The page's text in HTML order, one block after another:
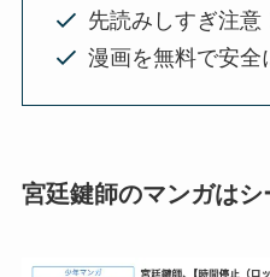
先読みしすぎ注意
漫画を無料で安全
宮廷鍵師のマンガは